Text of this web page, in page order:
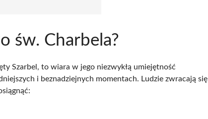
św. Charbela?
Szarbel, to wiara w jego niezwykłą umiejętność
i beznadziejnych momentach. Ludzie zwracają się